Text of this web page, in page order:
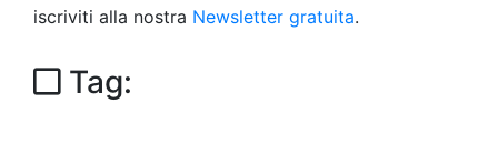
iscriviti alla nostra Newsletter gratuita.
Tag: